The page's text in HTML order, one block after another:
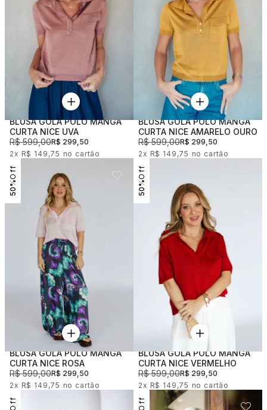
BLUSA GOLA POLO MANGA
CURTA NICE UVA
R$ 599,00R$ 299,50
2x R$ 149,75
BLUSA GOLA POLO MANGA
CURTA NICE AMARELO OURO
R$ 599,00R$ 299,50
2x R$ 149,75
50%
BLUSA GOLA POLO MANGA
CURTA NICE ROSA
R$ 599,00R$ 299,50
2x R$ 149,75
50%
BLUSA GOLA POLO MANGA
CURTA NICE VERMELHO
R$ 599,00R$ 299,50
2x R$ 149,75